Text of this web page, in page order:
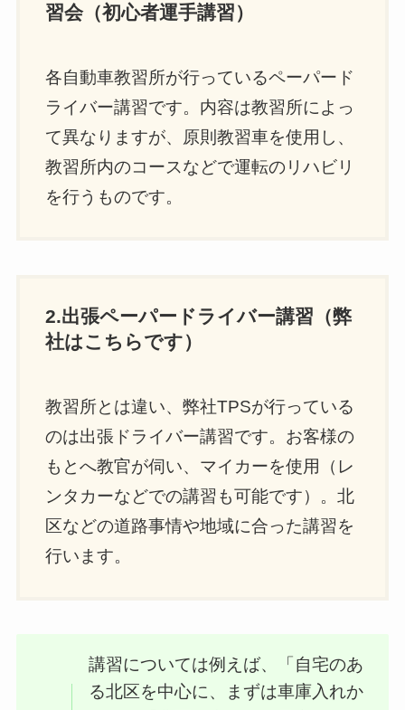
習会（初心者運手講習）
各自動車教習所が行っているペーパード
ライバー講習です。内容は教習所によっ
て異なりますが、原則教習車を使用し、
教習所内のコースなどで運転のリハビリ
を行うものです。
2.出張ペーパードライバー講習（弊
社はこちらです）
教習所とは違い、弊社TPSが行っている
のは出張ドライバー講習です。お客様の
もとへ教官が伺い、マイカーを使用（レ
ンタカーなどでの講習も可能です）。北
区などの道路事情や地域に合った講習を
行います。
講習については例えば、「自宅のあ
る北区を中心に、まずは車庫入れか